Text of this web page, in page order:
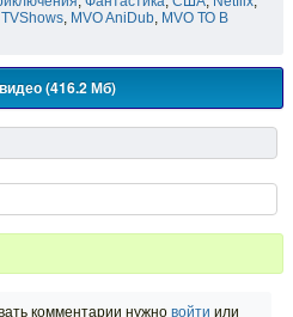
TVShows, MVO AniDub, MVO ТО В
(416.2 Мб)
комментарии нужно войти или